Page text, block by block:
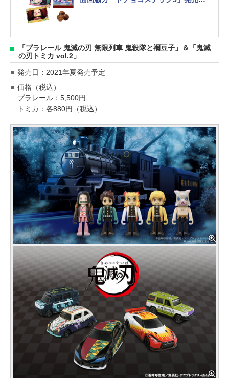
「プラレール 鬼滅の刃 無限列車 鬼殺隊と禰豆子」＆「鬼滅
の刃トミカ vol.2」
発売日：2021年夏発売予定
価格（税込）
プラレール：5,500円
トミカ：各880円（税込）